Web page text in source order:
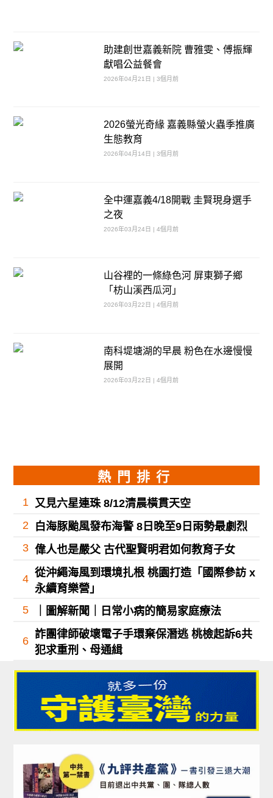
助建創世嘉義新院 曹雅雯、傅振輝
獻唱公益餐會
2026年04月21日 | 3個月前
2026螢光奇緣 嘉義縣螢火蟲季推廣
生態教育
2026年04月14日 | 3個月前
全中運嘉義4/18開戰 圭賢現身選手
之夜
2026年03月24日 | 4個月前
山谷裡的一條綠色河 屏東獅子鄉
「枋山溪西瓜河」
2026年03月22日 | 4個月前
南科堤塘湖的早晨 粉色在水邊慢慢
展開
2026年03月22日 | 4個月前
熱門排行
1 又見六星連珠 8/12清晨橫貫天空
2
白海豚颱風發布海警 8日晚至9日雨勢最劇烈
3 偉人也是嚴父 古代聖賢明君如何教育子女
4
從沖繩海風到環境扎根 桃園打造「國際參訪 x
永續育樂營」
5
｜圖解新聞｜日常小病的簡易家庭療法
6
詐團律師破壞電子手環棄保潛逃 桃檢起訴6共
犯求重刑、母通緝